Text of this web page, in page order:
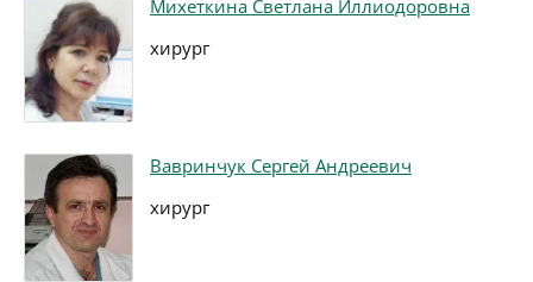
Михеткина Светлана Иллиодоровна
хирург
Вавринчук Сергей Андреевич
хирург